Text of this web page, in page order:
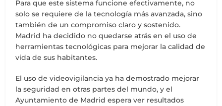
Para que este sistema funcione efectivamente, no
solo se requiere de la tecnología más avanzada, sino
también de un compromiso claro y sostenido.
Madrid ha decidido no quedarse atrás en el uso de
herramientas tecnológicas para mejorar la calidad de
vida de sus habitantes.
El uso de videovigilancia ya ha demostrado mejorar
la seguridad en otras partes del mundo, y el
Ayuntamiento de Madrid espera ver resultados